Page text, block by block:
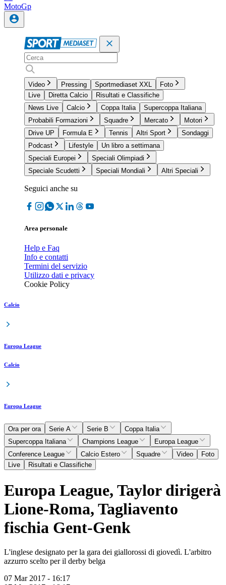
MotoGp
Video Pressing Sportmediaset XXL
Foto
Live
Diretta Calcio
Risultati e Classifiche
News Live
Calcio Coppa Italia
Supercoppa Italiana
Probabili Formazioni
Squadre Mercato
Motori
Drive UP
Formula E Tennis Altri Sport
Sondaggi
Podcast
Lifestyle
Un libro a settimana
Speciali Europei
Speciali Olimpiadi
Speciale Scudetti
Speciali Mondiali Altri Speciali
Seguici anche su
Area personale
Help e Faq
Info e contatti
Termini del servizio
Utilizzo dati e privacy
Cookie Policy
Calcio
Europa League
Calcio
Europa League
Ora per ora Serie A Serie B
Coppa Italia
Supercoppa Italiana
Champions League
Europa League
Conference League
Calcio Estero Squadre Video
Foto
Live
Risultati e Classifiche
Europa League, Taylor dirigerà
Lione-Roma, Tagliavento
fischia Gent-Genk
L'inglese designato per la gara dei giallorossi di giovedì. L'arbitro
azzurro scelto per il derby belga
07 Mar 2017 - 16:17